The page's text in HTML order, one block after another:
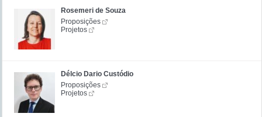
Rosemeri de Souza
Proposições
Projetos
Délcio Dario Custódio
Proposições
Projetos